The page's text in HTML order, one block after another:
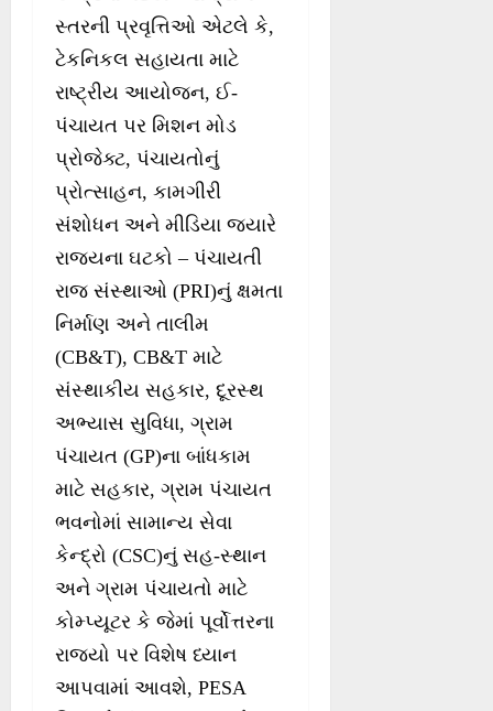
સ્તરની પ્રવૃત્તિઓ એટલે કે,
ટેકનિકલ સહાયતા માટે
રાષ્ટ્રીય આયોજન, ઈ-
પંચાયત પર મિશન મોડ
પ્રોજેક્ટ, પંચાયતોનું
પ્રોત્સાહન, કામગીરી
સંશોધન અને મીડિયા જ્યારે
રાજ્યના ઘટકો – પંચાયતી
રાજ સંસ્થાઓ (PRI)નું ક્ષમતા
નિર્માણ અને તાલીમ
(CB&T), CB&T માટે
સંસ્થાકીય સહકાર, દૂરસ્થ
અભ્યાસ સુવિધા, ગ્રામ
પંચાયત (GP)ના બાંધકામ
માટે સહકાર, ગ્રામ પંચાયત
ભવનોમાં સામાન્ય સેવા
કેન્દ્રો (CSC)નું સહ-સ્થાન
અને ગ્રામ પંચાયતો માટે
કોમ્પ્યૂટર કે જેમાં પૂર્વોત્તરના
રાજ્યો પર વિશેષ ધ્યાન
આપવામાં આવશે, PESA